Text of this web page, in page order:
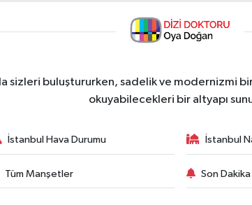
sizleri buluştururken, sadelik ve modernizmi
okuyabilecekleri bir altyapı
İstanbul Hava Durumu İstanbul
Tüm Manşetler Son